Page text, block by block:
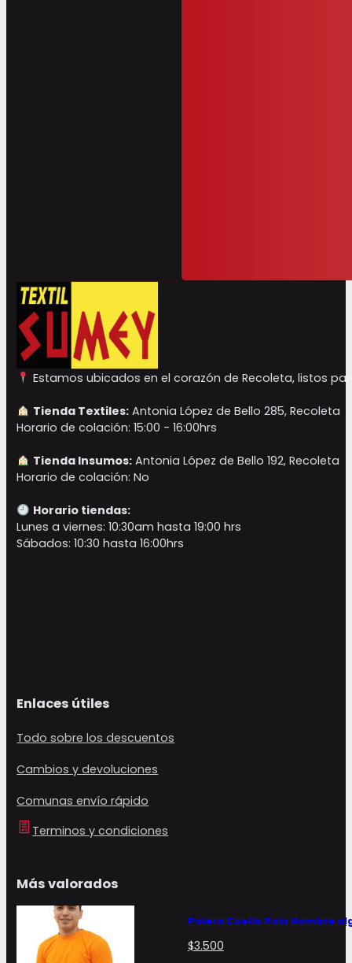
Estamos ubicados en el corazón de Recoleta, listos
Tienda Textiles:Antonia López de Bello 285, Recoleta
Horario de colación: 15:00 - 16:00hrs
Tienda Insumos:Antonia López de Bello 192, Recoleta
Horario de colación: No
Horario tiendas:
Lunes a viernes: 10:30am hasta 19:00 hrs
Sábados: 10:30 hasta 16:00hrs
Enlaces útiles
Todo sobre los descuentos
Cambios y devoluciones
Comunas envío rápido
Terminos y condiciones
Más valorados
Polera Cuello Polo Hombre
$3.500